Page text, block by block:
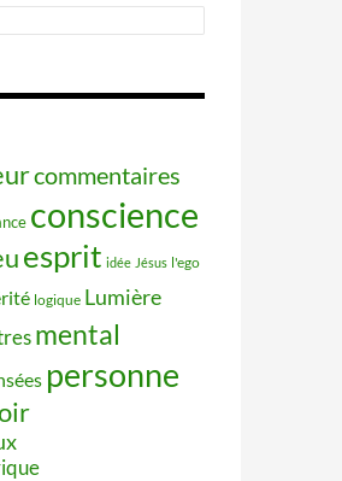
commentaires
conscience
esprit idée Jésus l'ego
logique Lumière
mental
personne